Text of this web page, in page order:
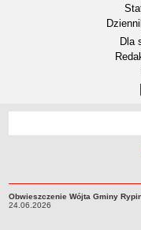
Menu
Dla
Lokalizacja
Obwieszczenie Wójta Gminy
Obwieszczenie Wójta Gminy
24.06.2026